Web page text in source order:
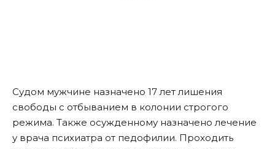
Судом мужчине назначено 17 лет лишения
свободы с отбыванием в колонии строгого
режима. Также осужденному назначено лечение
у врача психиатра от педофилии. Проходить